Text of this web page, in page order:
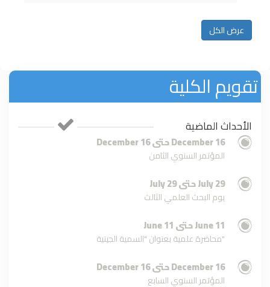
أبوعزوم / الفيزياء /
أستاذ * د. محمد...
تنظيم ورشة عمل بعنوان: الباحث
الباحث المحترف في العصر الرقمي ..
ورشة عمل
ورشة عمل حول: الذكاء الاصطناعي
إعلان عن محاضرة علمية حول النشر
في المجلات العلمية المحكمة
عرض الكل
تقويم الكلية
الأحداث الماضية
16 December حتى 16 December
المؤتمر السنوي الثامن
29 July حتى 29 July
يوم البحث العلمي الثالث
11 June حتى 11 June
محاضرة علمية بعنوان "السمية الجينية"
16 December حتى 16 December
المؤتمر السنوي السابع